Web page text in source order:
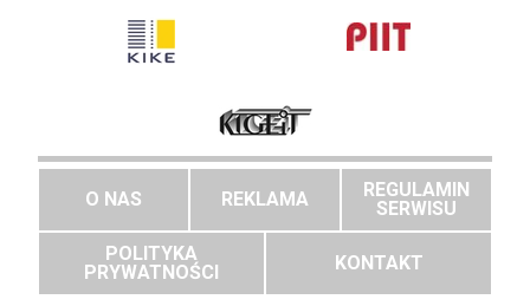
O NAS REKLAMA
REGULAMIN
SERWISU
POLITYKA
PRYWATNOŚCI
KONTAKT